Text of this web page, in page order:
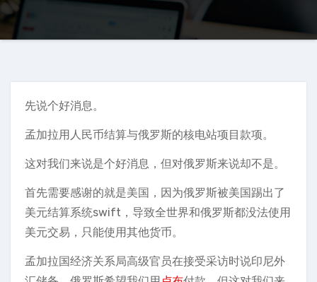
先说个好消息。
孟加拉用人民币结算与俄罗斯的核电站项目款项。
这对我们来说是个好消息，但对俄罗斯来说却不是。
首先需要感谢的就是美国，因为俄罗斯被美国踢出了
美元结算系统swift，导致全世界和俄罗斯都没法使用
美元交易，只能使用其他货币。
孟加拉国经济关系局高级官员在接受采访时说印尼外